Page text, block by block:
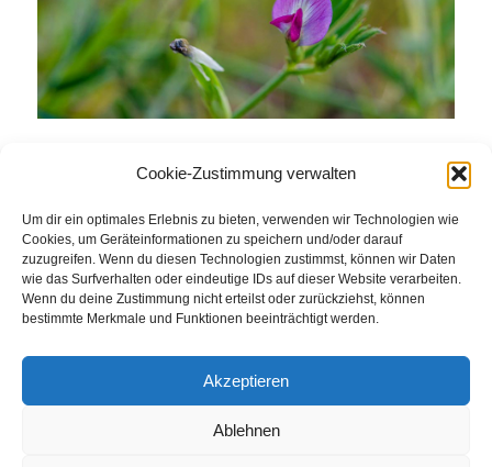
Cookie-Zustimmung verwalten
Um dir ein optimales Erlebnis zu bieten, verwenden wir Technologien wie
Cookies, um Geräteinformationen zu speichern und/oder darauf
zuzugreifen. Wenn du diesen Technologien zustimmst, können wir Daten
wie das Surfverhalten oder eindeutige IDs auf dieser Website verarbeiten.
Wenn du deine Zustimmung nicht erteilst oder zurückziehst, können
bestimmte Merkmale und Funktionen beeinträchtigt werden.
Akzeptieren
Ablehnen